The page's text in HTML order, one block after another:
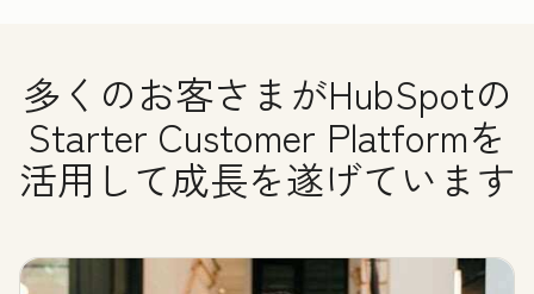
多くのお客さまがHubSpotの
Starter Customer Platformを
活用して成長を遂げています